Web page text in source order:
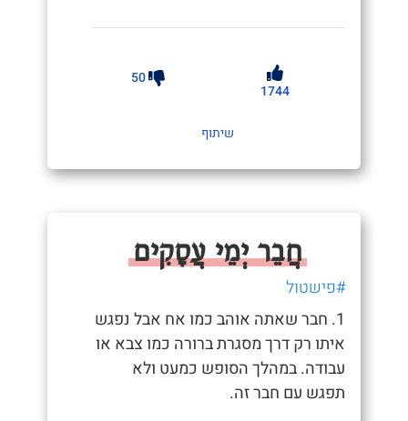
1744
50
שיתוף
חֲבֵר יְמֵי עֲסָקִים
#פישטול
1. חבר שאתה אוהב כמו אח אבל נפגש
איתו רק דרך מסגרת ברורה כמו צבא או
עבודה. במהלך הסופש כמעט ולא
תפגש עם חבר זה.